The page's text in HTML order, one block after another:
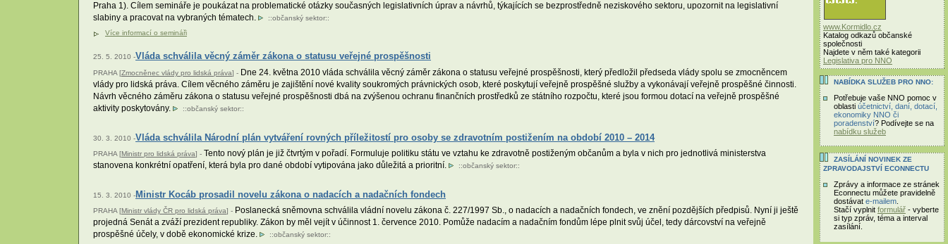
Praha 1). Cílem semináře je poukázat na problematické otázky současných legislativních úprav a návrhů, týkajících se bezprostředně neziskového sektoru, upozornit na legislativní
slabiny a pracovat na vybraných tématech.
::občanský sektor::
Více informací o semináři
25. 5. 2010 -Vláda schválila věcný záměr zákona o statusu veřejné prospěšnosti
PRAHA [Zmocněnec vlády pro lidská práva] - Dne 24. května 2010 vláda schválila věcný záměr zákona o statusu veřejné prospěšnosti, který předložil předseda vlády spolu se zmocněncem
vlády pro lidská práva. Cílem věcného záměru je zajištění nové kvality soukromých právnických osob, které poskytují veřejně prospěšné služby a vykonávají veřejně prospěšné činnosti.
Návrh věcného záměru zákona o statusu veřejné prospěšnosti dbá na zvýšenou ochranu finančních prostředků ze státního rozpočtu, které jsou formou dotací na veřejně prospěšné
aktivity poskytovány.
::občanský sektor::
30. 3. 2010 -Vláda schválila Národní plán vytváření rovných příležitostí pro osoby se zdravotním postižením na období 2010 – 2014
PRAHA [Ministr pro lidská práva] - Tento nový plán je již čtvrtým v pořadí. Formuluje politiku státu ve vztahu ke zdravotně postiženým občanům a byla v nich pro jednotlivá ministerstva
stanovena konkrétní opatření, která byla pro dané období vytipována jako důležitá a prioritní.
::občanský sektor::
15. 3. 2010 -Ministr Kocáb prosadil novelu zákona o nadacích a nadačních fondech
PRAHA [Ministr vlády ČR pro lidská práva] - Poslanecká sněmovna schválila vládní novelu zákona č. 227/1997 Sb., o nadacích a nadačních fondech, ve znění pozdějších předpisů. Nyní ji ještě
projedná Senát a zváží prezident republiky. Zákon by měl vejít v účinnost 1. července 2010. Pomůže nadacím a nadačním fondům lépe plnit svůj účel, tedy dárcovství na veřejně
prospěšné účely, v době ekonomické krize.
::občanský sektor::
www.Kormidlo.cz
Katalog odkazů občanské
společnosti
Najdete v něm také kategorii
Legislativa pro NNO
NABÍDKA SLUŽEB PRO NNO:
Potřebuje vaše NNO pomoc v
oblasti účetnictví, daní, dotací,
ekonomiky NNO či
poradenství? Podívejte se na
nabídku služeb
ZASÍLÁNÍ NOVINEK ZE
ZPRAVODAJSTVÍ ECONNECTU
Zprávy a informace ze stránek
Econnectu můžete pravidelně
dostávat e-mailem
Stačí vyplnit formulář - vyberte
si typ zpráv, téma a interval
zasílání.